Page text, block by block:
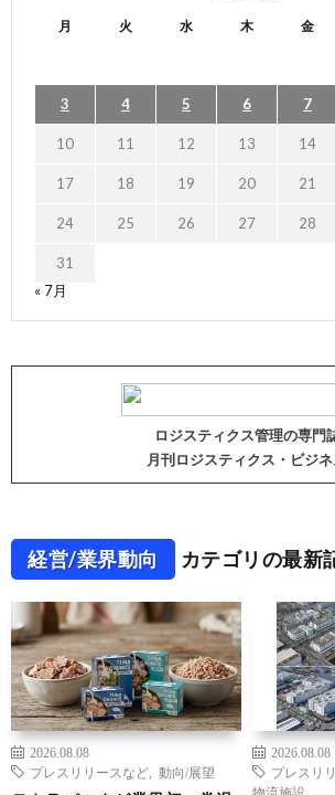
月 火 水 木 金
3 4 5 6 7
10 11 12 13 14
17 18 19 20 21
24 25 26 27 28
31
« 7月
ロジスティクス管理の専門
月刊ロジスティクス・ビジネ
経営/業界動向 カテゴリの最新
2026.08.08
プレスリリースなど
動向/展望
2026.08.08
プレスリ
物流施設